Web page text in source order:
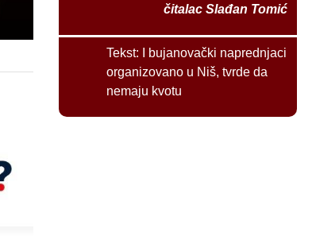
čitalac Slađan Tomić
Tekst:
I bujanovački naprednjaci
organizovano u Niš, tvrde da
nemaju kvotu